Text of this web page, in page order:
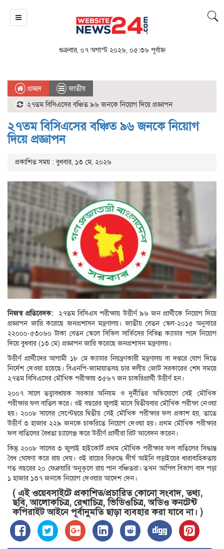
শুক্রবার, ০৭ অগাস্ট ২০২৬, ০৫:৩৬ পূর্বাহ্ন
প্রচ্ছদ
জাতীয়
২৭তম বিসিএসের বঞ্চিত ৯৬ জনকে নিয়োগ দিয়ে প্রজ্ঞাপন
২৭তম বিসিএসের বঞ্চিত ৯৬ জনকে নিয়োগ
দিয়ে প্রজ্ঞাপন
প্রকাশিত সময় : বুধবার, ১৩ মে, ২০২৬
নিজস্ব প্রতিবেদক: ২৭তম বিসিএস পরীক্ষায় উত্তীর্ণ ৯৬ জন প্রার্থীকে নিয়োগ দিয়ে
প্রজ্ঞাপন জারি করেছে জনপ্রশাসন মন্ত্রণালয়। জাতীয় বেতন স্কেল-২০১৫ অনুসারে
২২০০০-৫৩০৬০ টাকা বেতন স্কেলে সিভিল সার্ভিসের বিভিন্ন ক্যাডার পদে নিয়োগ
দিয়ে বুধবার (১৩ মে) প্রজ্ঞাপন জারি করেছে জনপ্রশাসন মন্ত্রণালয়।
উত্তীর্ণ প্রার্থীদের আগামী ১৮ মে ক্যাডার নিয়ন্ত্রণকারী মন্ত্রণালয় বা দপ্তরে যোগ দিতে
নির্দেশ দেওয়া হয়েছে। বিএনপি-জামায়াতসহ চার দলীয় জোট সরকারের শেষ সময়ে
২৭তম বিসিএসের মৌখিক পরীক্ষায় ৩৫৬৭ জন চাকরিপ্রার্থী উত্তীর্ণ হন।
২০০৭ সালে তত্ত্বাবধায়ক সরকার অনিয়ম ও দুর্নীতির অভিযোগে সেই মৌখিক
পরীক্ষার ফল বাতিল করে। ওই বছরের জুলাই মাসে দ্বিতীয়বার মৌখিক পরীক্ষা নেওয়া
হয়। ২০০৮ সালের সেপ্টেম্বরে দ্বিতীয় সেই মৌখিক পরীক্ষার ফল প্রকাশ হয়, তাতে
উত্তীর্ণ ৩ হাজার ২২৯ জনকে চাকরিতে নিয়োগ দেওয়া হয়। প্রথম মৌখিক পরীক্ষার
ফল বাতিলের বৈধতা চ্যালেঞ্জ করে উত্তীর্ণ প্রার্থীরা রিট আবেদন করেন।
কিন্তু ২০০৮ সালের ৩ জুলাই হাইকোর্ট প্রথম মৌখিক পরীক্ষার ফল বাতিলের সিদ্ধান্ত
বৈধ ঘোষণা করে রায় দেয়। ওই রায়ের বিরুদ্ধে দীর্ঘ আইনি লড়াইয়ের ধারাবাহিকতায়
গত বছরের ২০ ফেব্রুয়ারি অনুকূলে রায় পান বঞ্চিতরা। তখন আপিল বিভাগ বাদ পড়া
১ হাজার ১৩৭ জনকে নিয়োগ দেওয়ার আদেশ দেন।
( এই ওয়েবসাইটে প্রকাশিত/প্রচারিত কোনো সংবাদ, তথ্য,
ছবি, আলোকচিত্র, রেখাচিত্র, ভিডিওচিত্র, অডিও কনটেন্ট
কপিরাইট আইনে পূর্বানুমতি ছাড়া ব্যবহার করা যাবে না। )